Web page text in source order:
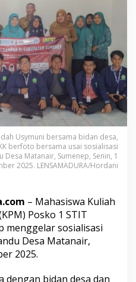
Usymuni bersama bidan desa,
berfoto bersama usai sosialisasi
Matanair, Sumenep, Senin, 1
2025. LENSAMADURA/Hordani
– Mahasiswa Kuliah
Posko 1 STIT
menggelar sosialisasi
Desa Matanair,
2025.
dengan bidan desa dan